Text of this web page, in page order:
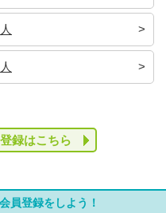
録はこちら
員登録をしよう！